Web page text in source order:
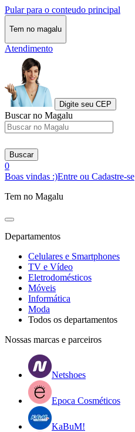
Pular para o conteudo principal
Tem no magalu
Atendimento
Digite seu CEP
Buscar no Magalu
Buscar
0
Boas vindas :)Entre ou Cadastre-se
Tem no Magalu
Departamentos
Celulares e Smartphones
TV e Vídeo
Eletrodomésticos
Móveis
Informática
Moda
Todos os departamentos
Nossas marcas e parceiros
Netshoes
Epoca Cosméticos
KaBuM!